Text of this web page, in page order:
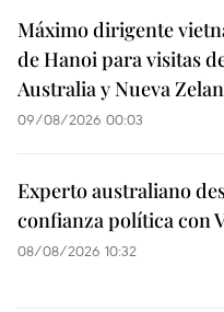
Máximo dirigente
de Hanoi para visitas
Australia y Nueva
09/08/2026 00:03
Experto australiano
confianza política con
08/08/2026 10:32